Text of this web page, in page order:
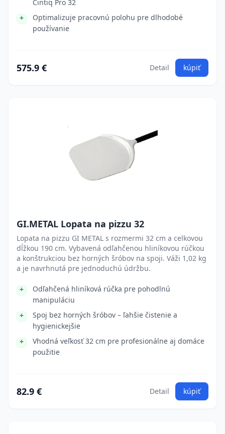
Cintiq Pro 32
Optimalizuje pracovnú polohu pre dlhodobé
používanie
575.9 € Detail kúpiť
GI.METAL Lopata na pizzu 32
Lopata na pizzu GI METAL s rozmermi 32 cm a celkovou
dĺžkou 190 cm. Vybavená odľahčenou hliníkovou rúčkou
a konštrukciou bez horných šróbov na spoji. Váži 1,02 kg
a je navrhnutá pre jednoduchú údržbu.
Odľahčená hliníková rúčka pre pohodlnú
manipuláciu
Spoj bez horných šróbov – ľahšie čistenie a
hygienickejšie
Vhodná veľkosť 32 cm pre profesionálne aj domáce
použitie
82.9 € Detail kúpiť